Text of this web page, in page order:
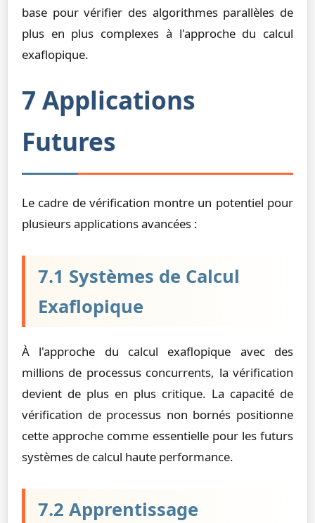
base pour vérifier des algorithmes parallèles de
plus en plus complexes à l'approche du calcul
exaflopique.
7 Applications
Futures
Le cadre de vérification montre un potentiel pour
plusieurs applications avancées :
7.1 Systèmes de Calcul
Exaflopique
À l'approche du calcul exaflopique avec des
millions de processus concurrents, la vérification
devient de plus en plus critique. La capacité de
vérification de processus non bornés positionne
cette approche comme essentielle pour les futurs
systèmes de calcul haute performance.
7.2 Apprentissage